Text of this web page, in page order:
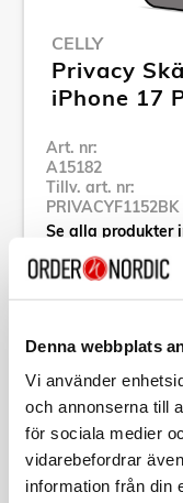
Denna webbplats
Vi använder
och annonserna till
för sociala medier
vidarebefordrar
information från din
CELLY
Privacy
iPhone 17
Art. nr:
A15182
Tillv. art. nr:
PRIVACYF1152BK
Se alla produkter
Beskrivning
Art. nr:A15182
PRIVACYF1152BK